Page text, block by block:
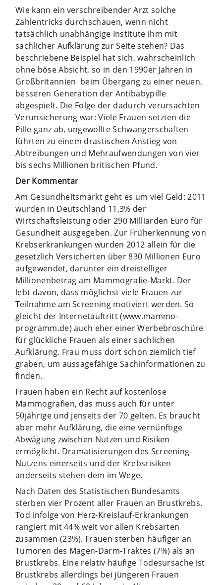
Wie kann ein verschreibender Arzt solche
Zahlentricks durchschauen, wenn nicht
tatsächlich unabhängige Institute ihm mit
sachlicher Aufklärung zur Seite stehen? Das
beschriebene Beispiel hat sich, wahrscheinlich
ohne böse Absicht, so in den 1990er Jahren in
Großbritannien beim Übergang zu einer neuen,
besseren Generation der Antibabypille
abgespielt. Die Folge der dadurch verursachten
Verunsicherung war: Viele Frauen setzten die
Pille ganz ab, ungewollte Schwangerschaften
führten zu einem drastischen Anstieg von
Abtreibungen und Mehraufwendungen von vier
bis sechs Millionen britischen Pfund.
Der Kommentar
Am Gesundheitsmarkt geht es um viel Geld: 2011
wurden in Deutschland 11,3% der
Wirtschaftsleistung oder 290 Milliarden Euro für
Gesundheit ausgegeben. Zur Früherkennung von
Krebserkrankungen wurden 2012 allein für die
gesetzlich Versicherten über 830 Millionen Euro
aufgewendet, darunter ein dreistelliger
Millionenbetrag am Mammografie-Markt. Der
lebt davon, dass möglichst viele Frauen zur
Teilnahme am Screening motiviert werden. So
gleicht der Internetauftritt (www.mammo-
programm.de) auch eher einer Werbebroschüre
für glückliche Frauen als einer sachlichen
Aufklärung. Frau muss dort schon ziemlich tief
graben, um aussagefähige Sachinformationen zu
finden.
Frauen haben ein Recht auf kostenlose
Mammografien, das muss auch für unter
50jährige und jenseits der 70 gelten. Es braucht
aber mehr Aufklärung, die eine vernünftige
Abwägung zwischen Nutzen und Risiken
ermöglicht. Dramatisierungen des Screening-
Nutzens einerseits und der Krebsrisiken
anderseits stehen dem im Wege.
Nach Daten des Statistischen Bundesamts
sterben vier Prozent aller Frauen an Brustkrebs.
Tod infolge von Herz-Kreislauf-Erkrankungen
rangiert mit 44% weit vor allen Krebsarten
zusammen (23%). Frauen sterben häufiger an
Tumoren des Magen-Darm-Traktes (7%) als an
Brustkrebs. Eine relativ häufige Todesursache ist
Brustkrebs allerdings bei jüngeren Frauen